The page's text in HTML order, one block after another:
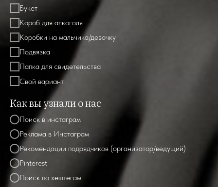
Букет
Короб для алкоголя
Коробки на мальчика/девочку
Подвязка
Папка для свидетельства
Свой вариант
Как вы узнали о нас
Поиск в инстаграм
Реклама в Инстаграм
Рекомендации подрядчиков (организатор/ведущий)
Pinterest
Поиск по хештегам